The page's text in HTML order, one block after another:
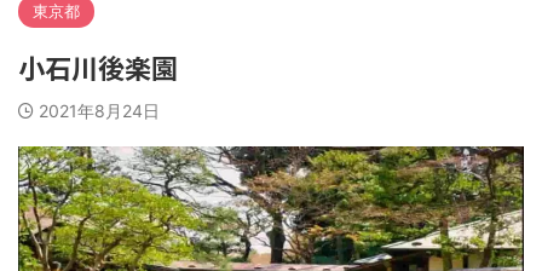
東京都
小石川後楽園
2021年8月24日